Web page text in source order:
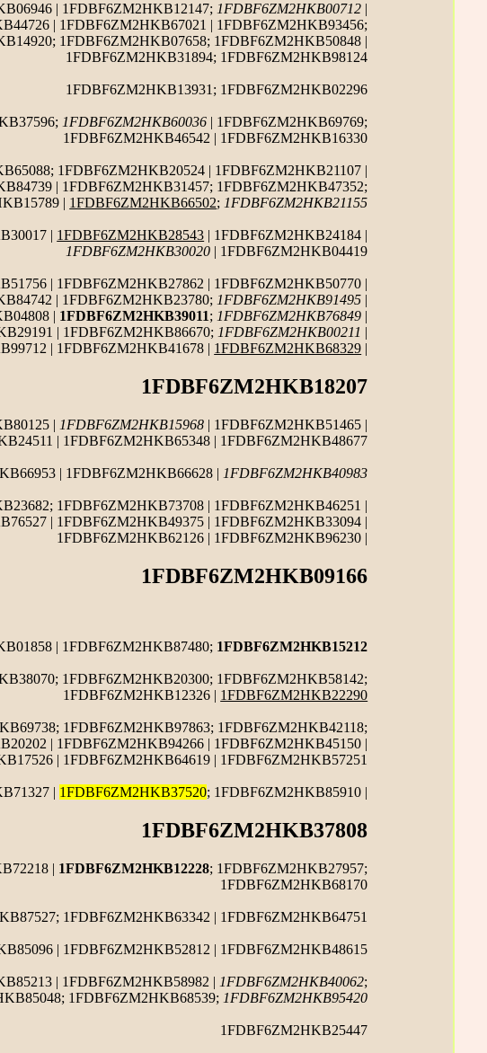
| 1FDBF6ZM2HKB12147;1FDBF6ZM2HKB00712 |
| 1FDBF6ZM2HKB67021 | 1FDBF6ZM2HKB93456;
1FDBF6ZM2HKB07658; 1FDBF6ZM2HKB50848 |
1FDBF6ZM2HKB31894; 1FDBF6ZM2HKB98124
1FDBF6ZM2HKB13931; 1FDBF6ZM2HKB02296
1FDBF6ZM2HKB60036 | 1FDBF6ZM2HKB69769;
1FDBF6ZM2HKB46542 | 1FDBF6ZM2HKB16330
1FDBF6ZM2HKB20524 | 1FDBF6ZM2HKB21107 |
| 1FDBF6ZM2HKB31457; 1FDBF6ZM2HKB47352;
| 1FDBF6ZM2HKB66502;1FDBF6ZM2HKB21155
| 1FDBF6ZM2HKB28543 | 1FDBF6ZM2HKB24184 |
1FDBF6ZM2HKB30020 | 1FDBF6ZM2HKB04419
| 1FDBF6ZM2HKB27862 | 1FDBF6ZM2HKB50770 |
| 1FDBF6ZM2HKB23780;1FDBF6ZM2HKB91495 |
| 1FDBF6ZM2HKB39011;1FDBF6ZM2HKB76849 |
| 1FDBF6ZM2HKB86670;1FDBF6ZM2HKB00211 |
| 1FDBF6ZM2HKB41678 | 1FDBF6ZM2HKB68329 |
1FDBF6ZM2HKB18207
| 1FDBF6ZM2HKB15968 | 1FDBF6ZM2HKB51465 |
| 1FDBF6ZM2HKB65348 | 1FDBF6ZM2HKB48677
| 1FDBF6ZM2HKB66628 | 1FDBF6ZM2HKB40983
1FDBF6ZM2HKB73708 | 1FDBF6ZM2HKB46251 |
| 1FDBF6ZM2HKB49375 | 1FDBF6ZM2HKB33094 |
1FDBF6ZM2HKB62126 | 1FDBF6ZM2HKB96230 |
1FDBF6ZM2HKB09166
| 1FDBF6ZM2HKB87480; 1FDBF6ZM2HKB15212
1FDBF6ZM2HKB20300; 1FDBF6ZM2HKB58142;
1FDBF6ZM2HKB12326 | 1FDBF6ZM2HKB22290
1FDBF6ZM2HKB97863; 1FDBF6ZM2HKB42118;
| 1FDBF6ZM2HKB94266 | 1FDBF6ZM2HKB45150 |
| 1FDBF6ZM2HKB64619 | 1FDBF6ZM2HKB57251
| 1FDBF6ZM2HKB37520; 1FDBF6ZM2HKB85910 |
1FDBF6ZM2HKB37808
| 1FDBF6ZM2HKB12228; 1FDBF6ZM2HKB27957;
1FDBF6ZM2HKB68170
1FDBF6ZM2HKB63342 | 1FDBF6ZM2HKB64751
| 1FDBF6ZM2HKB52812 | 1FDBF6ZM2HKB48615
| 1FDBF6ZM2HKB58982 | 1FDBF6ZM2HKB40062;
1FDBF6ZM2HKB68539; 1FDBF6ZM2HKB95420
1FDBF6ZM2HKB25447